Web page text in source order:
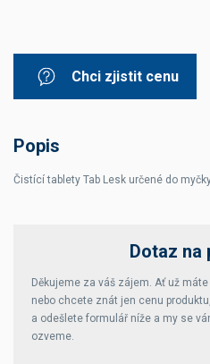
Chci zjistit cenu
Popis
Čistící tablety Tab Lesk určené do
Dotaz na
Děkujeme za váš zájem. Ať už
nebo chcete znát jen cenu
a odešlete formulář níže a my se
ozveme.